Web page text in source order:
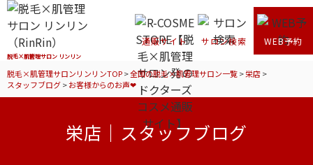
脱毛×肌管理サロン リンリン
通販サイト サロン検索 WEB予約
脱毛×肌管理サロンリンリンTOP>全国の脱毛×肌管理サロン一覧>栄店>
スタッフブログ>お客様からのお声❤
栄店｜スタッフブログ